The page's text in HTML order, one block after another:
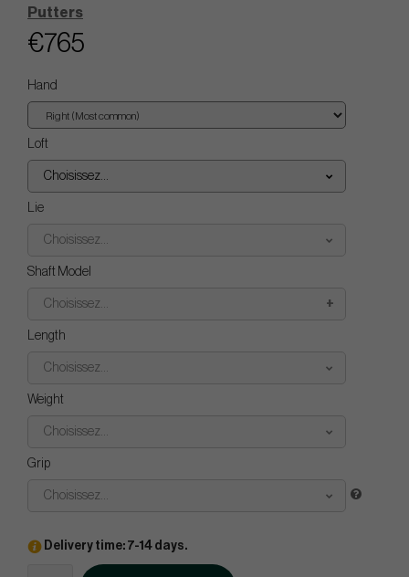
Putters
€765
Hand
Loft
Choisissez...
Lie
Choisissez...
Shaft Model
Choisissez...
Length
Choisissez...
Weight
Choisissez...
Grip
Choisissez...
Delivery time: 7-14 days.